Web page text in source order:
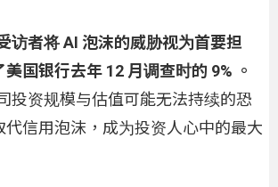
访者将 AI 泡沫的威胁视为首要担
国银行去年 12 月调查时的 9% 。
投资规模与估值可能无法持续的恐
代信用泡沫，成为投资人心中的最大